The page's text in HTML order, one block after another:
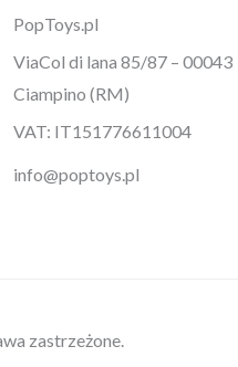
PopToys.pl
ViaCol di lana 85/87 – 00043
Ciampino (RM)
VAT: IT151776611004
info@poptoys.pl
zastrzeżone.